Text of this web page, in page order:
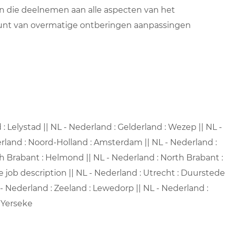
deelnemen aan alle aspecten van het
van overmatige ontberingen aanpassingen
Lelystad || NL - Nederland : Gelderland : Wezep || NL -
: Noord-Holland : Amsterdam || NL - Nederland :
Brabant : Helmond || NL - Nederland : North Brabant :
job description || NL - Nederland : Utrecht : Duurstede
Nederland : Zeeland : Lewedorp || NL - Nederland :